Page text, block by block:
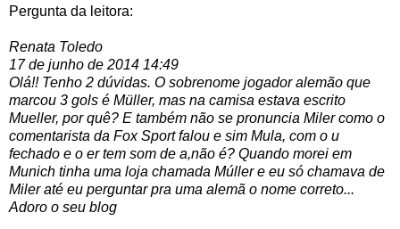
Pergunta da leitora:
Renata Toledo
17 de junho de 2014 14:49
Olá!! Tenho 2 dúvidas. O sobrenome jogador alemão que
marcou 3 gols é Müller, mas na camisa estava escrito
Mueller, por quê? E também não se pronuncia Miler como o
comentarista da Fox Sport falou e sim Mula, com o u
fechado e o er tem som de a,não é? Quando morei em
Munich tinha uma loja chamada Múller e eu só chamava de
Miler até eu perguntar pra uma alemã o nome correto...
Adoro o seu blog